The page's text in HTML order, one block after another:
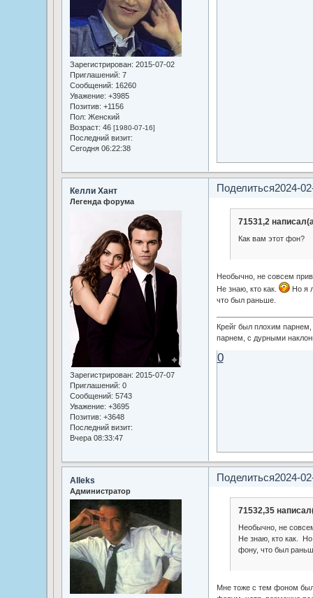
Зарегистрирован: 2015-07-02
Приглашений: 7
Сообщений: 16260
Уважение: +3985
Позитив: +1156
Пол: Женский
Возраст: 46 [1980-07-16]
Последний визит:
Сегодня 06:22:38
Поделиться2024-
Келли Хант
Легенда форума
Зарегистрирован: 2015-07-07
Приглашений: 0
Сообщений: 5743
Уважение: +3695
Позитив: +3648
Последний визит:
Вчера 08:33:47
71531,2
Как вам этот фон?
Необычно, не совсем
Не знаю, кто как.
Но я
что был раньше.
Крейг был плохим
парнем, с дурными
0
Поделиться2024-
Alleks
Администратор
71532,35
Необычно, не
Не знаю, кто как.
фону, что был
Мне тоже с тем фоном